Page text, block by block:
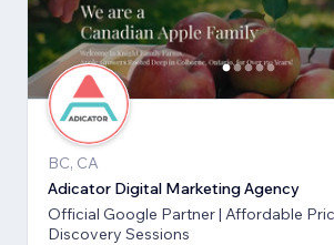
BC, CA
Adicator Digital Marketing Agency
Official Google Partner | Affordable
Discovery Sessions